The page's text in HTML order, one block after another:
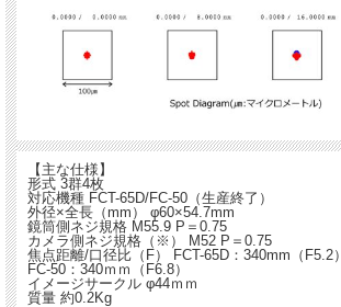
【主な仕様】
形式 3群4枚
対応機種 FCT-65D/FC-50（生産終了）
外径×全長（mm） φ60×54.7mm
鏡筒側ネジ規格 M55.9 P＝0.75
カメラ側ネジ規格（※） M52 P＝0.75
焦点距離/口径比（F） FCT-65D：340mm（F5.2）
FC-50：340ｍｍ（F6.8）
イメージサークル φ44ｍｍ
質量 約0.2Kg